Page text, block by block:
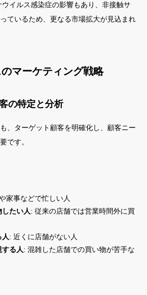
イルス感染症の影響もあり、非接触サ
ているため、更なる市場拡大が見込まれ
マーケティング戦略
の特定と分析
、ターゲット顧客を明確化し、顧客ニー
です。
家事などで忙しい人
たい人: 従来の店舗では営業時間外に買
: 近くに店舗がない人
る人: 混雑した店舗での買い物が苦手な